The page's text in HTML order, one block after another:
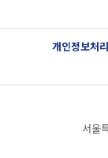
개인정보처
서울